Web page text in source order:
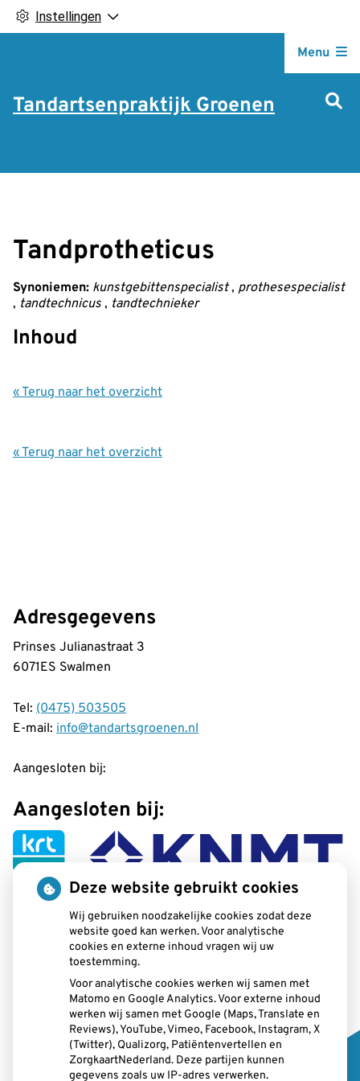
Instellingen
Tandartsenpraktijk Groenen
Menu
Tandprotheticus
Synoniemen: kunstgebittenspecialist, prothesespecialist
, tandtechnicus , tandtechnieker
Inhoud
« Terug naar het overzicht
« Terug naar het overzicht
Adresgegevens
Prinses Julianastraat 3
6071ES Swalmen
Tel: (0475) 503505
E-mail: info@tandartsgroenen.nl
Aangesloten bij:
Aangesloten bij:
Openingstijden
Maandag:
08:00 - 17:00
08:00 - 17:30
Deze website gebruikt cookies
Wij gebruiken noodzakelijke cookies zodat deze
website goed kan werken. Voor analytische
cookies en externe inhoud vragen wij uw
toestemming.
Voor analytische cookies werken wij samen met
Matomo en Google Analytics. Voor externe inhoud
werken wij samen met Google (Maps, Translate en
Reviews), YouTube, Vimeo, Facebook, Instagram, X
(Twitter), Qualizorg, Patiëntenvertellen en
ZorgkaartNederland. Deze partijen kunnen
gegevens zoals uw IP-adres verwerken.